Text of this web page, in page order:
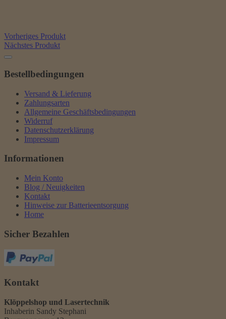
Vorheriges Produkt
Nächstes Produkt
Bestellbedingungen
Versand & Lieferung
Zahlungsarten
Allgemeine Geschäftsbedingungen
Widerruf
Datenschutzerklärung
Impressum
Informationen
Mein Konto
Blog / Neuigkeiten
Kontakt
Hinweise zur Batterieentsorgung
Home
Sicher Bezahlen
Kontakt
Klöppelshop und Lasertechnik
Inhaberin Sandy Stephani